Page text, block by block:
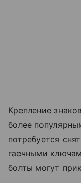
Крепление
более
потребуется
гаечными
болты могут